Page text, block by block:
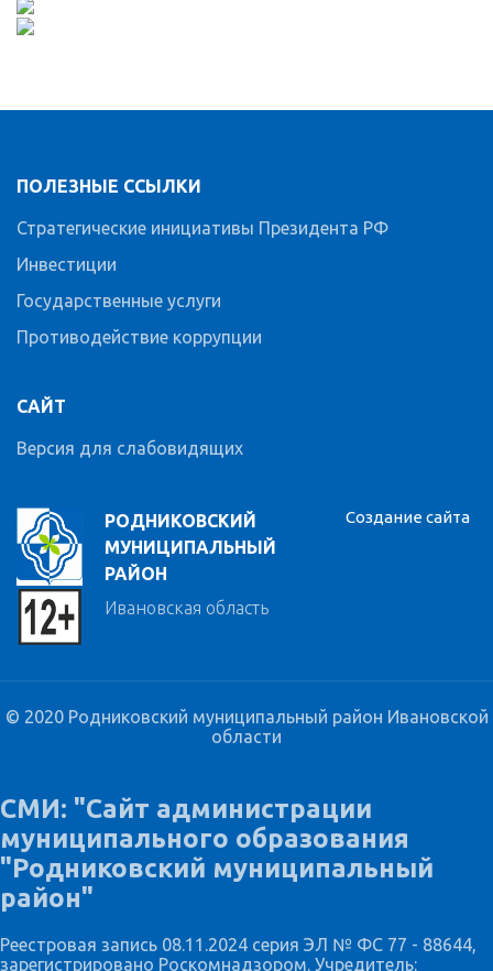
РОДНИКОВСКИЙ
МУНИЦИПАЛЬНЫЙ
РАЙОН
Ивановская область
ПОЛЕЗНЫЕ ССЫЛКИ
Стратегические инициативы Президента РФ
Инвестиции
Государственные услуги
Противодействие коррупции
САЙТ
Версия для слабовидящих
Создание сайта
© 2020 Родниковский муниципальный район Ивановской
области
СМИ: "Сайт администрации
муниципального образования
"Родниковский муниципальный
район"
Реестровая запись 08.11.2024 серия ЭЛ № ФС 77 - 88644,
зарегистрировано Роскомнадзором. Учредитель: